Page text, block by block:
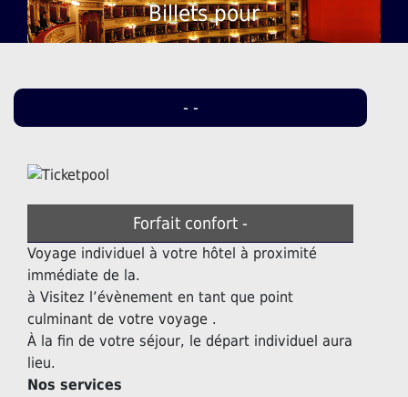
Billets pour
- -
Forfait confort -
Voyage individuel à votre hôtel à proximité
immédiate de la.
à Visitez l’évènement en tant que point
culminant de votre voyage .
À la fin de votre séjour, le départ individuel aura
lieu.
Nos services